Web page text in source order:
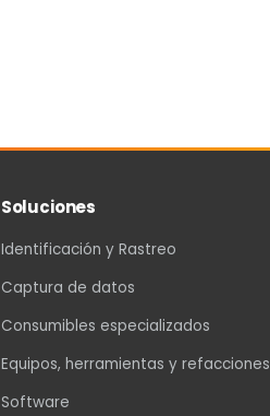
Soluciones
Identificación y Rastreo
Captura de datos
Consumibles especializados
Equipos, herramientas y refacciones
Software